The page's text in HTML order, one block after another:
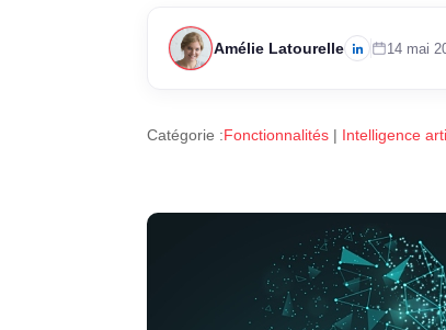
Amélie Latourelle 14 mai
Catégorie :Fonctionnalités | Intelligence